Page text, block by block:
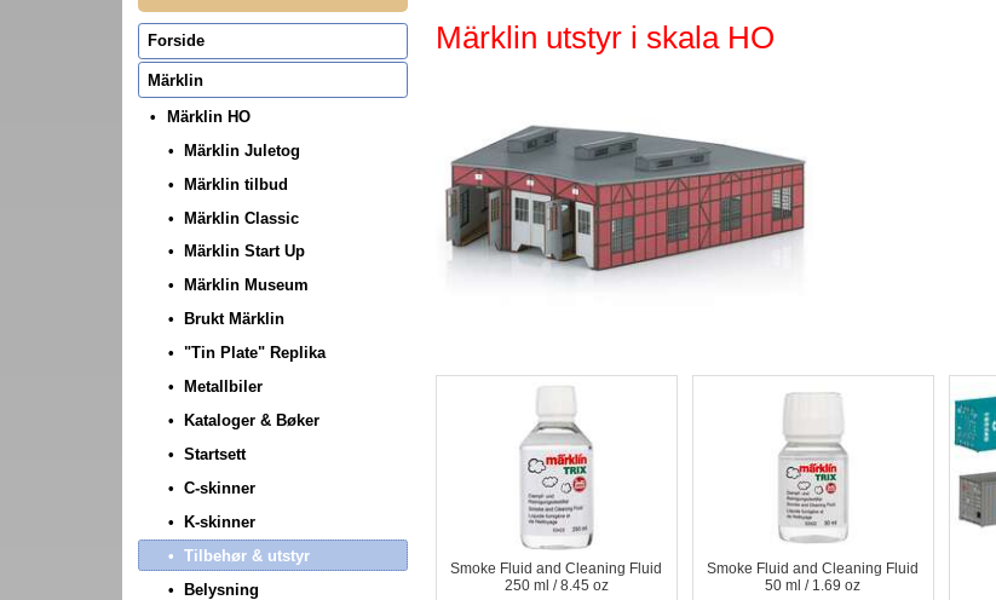
Märklin utstyr i skala HO
Smoke Fluid and Cleaning Fluid
250 ml / 8.45 oz
Smoke Fluid and Cleaning Fluid
50 ml / 1.69 oz
Forside
Märklin
Märklin HO
Märklin Juletog
Märklin tilbud
Märklin Classic
Märklin Start Up
Märklin Museum
Brukt Märklin
"Tin Plate" Replika
Metallbiler
Kataloger & Bøker
Startsett
C-skinner
K-skinner
Tilbehør & utstyr
Belysning